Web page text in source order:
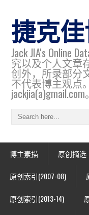
捷克
Jack JIA's Online
究以及个人文章
创外，所录部分
不代表博主观点
jackjia(a)gmail.com。
博主素描 原创摘选
原创索引(2007-08)
原创索引(2013-14)